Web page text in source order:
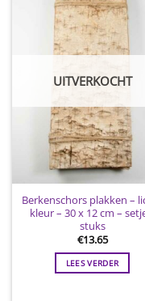
UITVERKOCHT
Berkenschors plakken –
kleur – 30 x 12 cm –
stuks
€13.65
LEES VERDER